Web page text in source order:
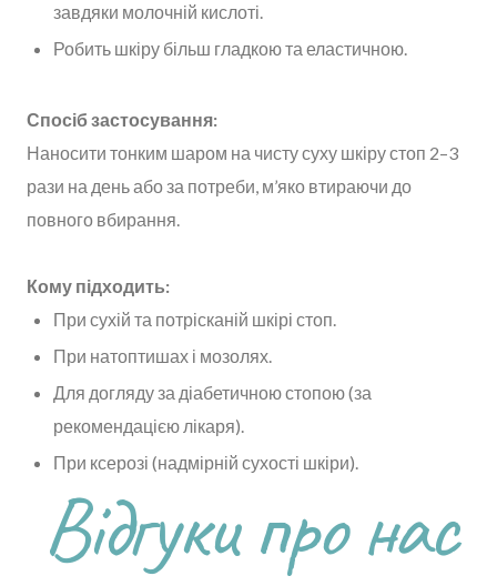
завдяки молочній кислоті.
Робить шкіру більш гладкою та еластичною.
Спосіб застосування:
Наносити тонким шаром на чисту суху шкіру стоп 2–3
рази на день або за потреби, м’яко втираючи до
повного вбирання.
Кому підходить:
При сухій та потрісканій шкірі стоп.
При натоптишах і мозолях.
Для догляду за діабетичною стопою (за
рекомендацією лікаря).
При ксерозі (надмірній сухості шкіри).
Відгуки про нас